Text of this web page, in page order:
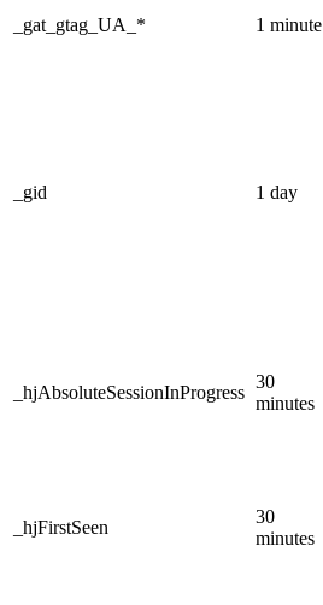
_gat_gtag_UA_*
1 minute
_gid 1 day
_hjAbsoluteSessionInProgress
30
minutes
_hjFirstSeen
30
minutes